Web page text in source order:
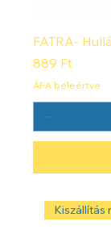
FATRA-
Ár
889 Ft
ÁFA beleértve
Kiszállítás